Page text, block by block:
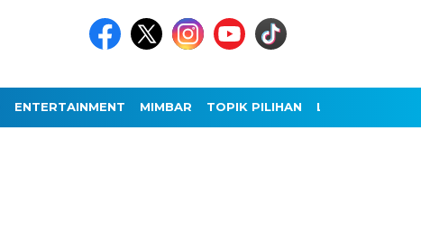
ENTERTAINMENT MIMBAR TOPIK PILIHAN LAINNYA